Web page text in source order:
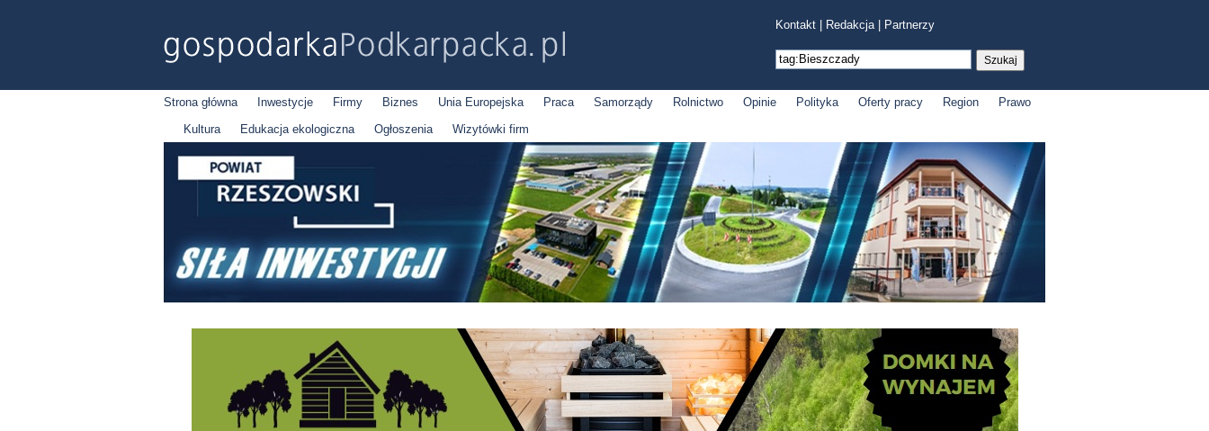
Kontakt Redakcja| Partnerzy
Strona główna Inwestycje Firmy Biznes Unia Europejska Praca Samorządy Rolnictwo Opinie Polityka Oferty pracy Region
Prawo
Kultura
Edukacja ekologiczna Ogłoszenia Wizytówki firm